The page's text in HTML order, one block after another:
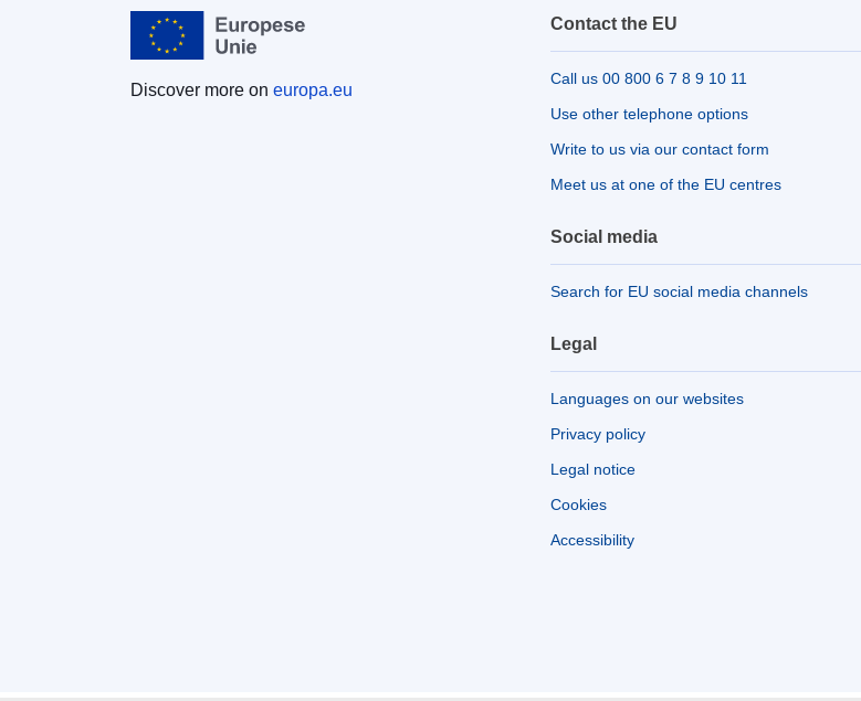
Discover more on europa.eu
Contact the EU
Call us 00 800 6 7 8 9 10 11
Use other telephone options
Write to us via our contact form
Meet us at one of the EU centres
Social media
Search for EU social media channels
Legal
Languages on our websites
Privacy policy
Legal notice
Cookies
Accessibility